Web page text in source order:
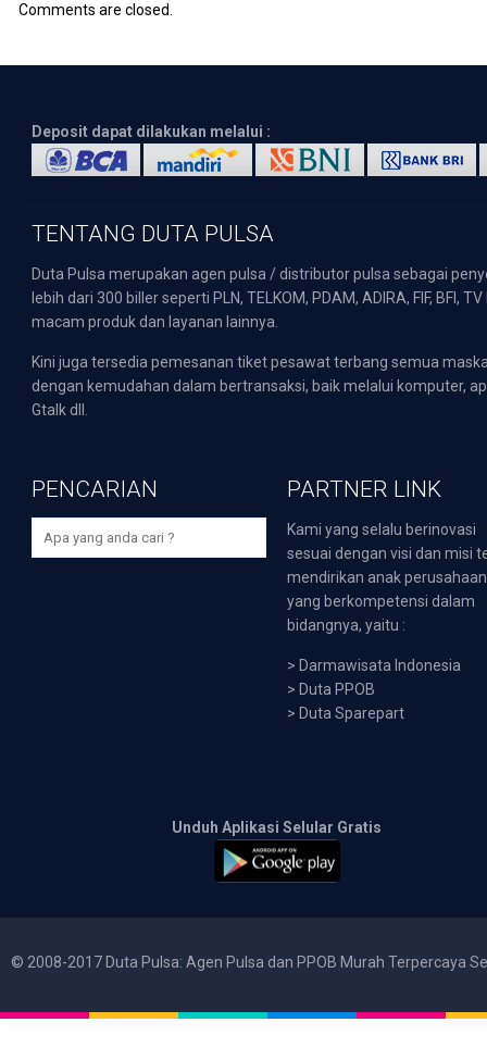
Comments are closed.
Deposit dapat dilakukan melalui :
TENTANG DUTA PULSA
Duta Pulsa merupakan agen pulsa / distributor pulsa sebagai
lebih dari 300 biller seperti PLN, TELKOM, PDAM, ADIRA, FIF,
macam produk dan layanan lainnya.
Kini juga tersedia pemesanan tiket pesawat terbang semua
dengan kemudahan dalam bertransaksi, baik melalui komputer,
Gtalk dll.
PENCARIAN PARTNER LINK
Kami yang selalu berinovasi
sesuai dengan visi dan misi
mendirikan anak perusahaan
yang berkompetensi dalam
bidangnya, yaitu :
> Darmawisata Indonesia
> Duta PPOB
> Duta Sparepart
Unduh Aplikasi Selular Gratis
© 2008-2017 Duta Pulsa: Agen Pulsa dan PPOB Murah Terpercaya